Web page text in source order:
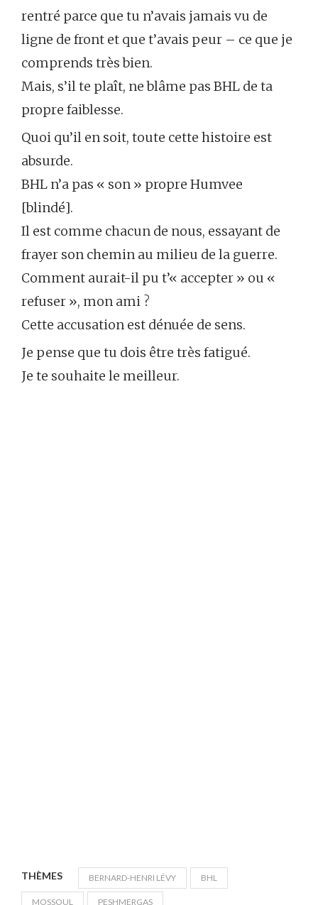
rentré parce que tu n’avais jamais vu de
ligne de front et que t’avais peur – ce que je
comprends très bien.
Mais, s’il te plaît, ne blâme pas BHL de ta
propre faiblesse.
Quoi qu’il en soit, toute cette histoire est
absurde.
BHL n’a pas « son » propre Humvee
[blindé].
Il est comme chacun de nous, essayant de
frayer son chemin au milieu de la guerre.
Comment aurait-il pu t’« accepter » ou «
refuser », mon ami ?
Cette accusation est dénuée de sens.
Je pense que tu dois être très fatigué.
Je te souhaite le meilleur.
THÈMES BERNARD-HENRI LÉVY BHL
MOSSOUL PESHMERGAS